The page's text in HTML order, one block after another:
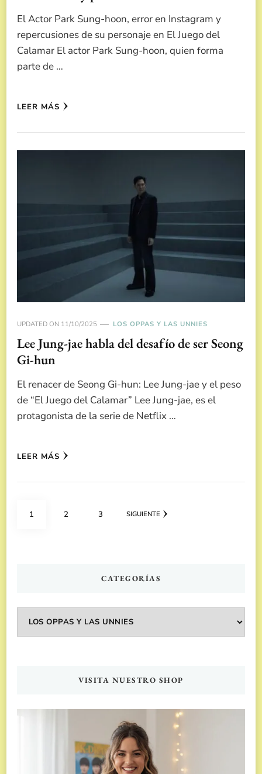
El Actor Park Sung-hoon, error en Instagram y
repercusiones de su personaje en El Juego del
Calamar El actor Park Sung-hoon, quien forma
parte de …
LEER MÁS
UPDATED ON 11/10/2025 LOS OPPAS Y LAS UNNIES
Lee Jung-jae habla del desafío de ser Seong
Gi-hun
El renacer de Seong Gi-hun: Lee Jung-jae y el peso
de “El Juego del Calamar” Lee Jung-jae, es el
protagonista de la serie de Netflix …
LEER MÁS
Paginación
PÁGINA
1 PÁGINA
2 PÁGINA
3 SIGUIENTE
CATEGORÍAS
Categorías
VISITA NUESTRO SHOP